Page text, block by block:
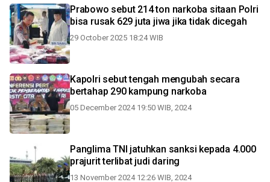
Prabowo sebut 214 ton narkoba sitaan Polri
bisa rusak 629 juta jiwa jika tidak dicegah
29 October 2025 18:24 WIB
Kapolri sebut tengah mengubah secara
bertahap 290 kampung narkoba
05 December 2024 19:50 WIB, 2024
Panglima TNI jatuhkan sanksi kepada 4.000
prajurit terlibat judi daring
13 November 2024 12:26 WIB, 2024